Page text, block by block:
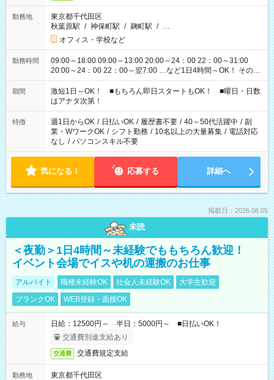
勤務地
東京都千代田区
秋葉原駅 / 神保町駅 / 麹町駅 / …
オフィス・学校など
勤務時間
09:00～18:00 09:00～13:00 20:00～24：00 22：00～31:00
20:00～24：00 22：00～翌7:00 …など1日4時間～OK！ その他
シフトもございます！ お気軽にご相談ください！
期間
激短1日～OK！ ■もちろん即日スタートもOK！ ■曜日・日数
はアナタ次第！
特徴 週1日からOK / 日払いOK / 履歴書不要 / 40～50代活躍中 / 副
業・WワークOK / シフト勤務 / 10名以上の大量募集 / 電話対応
なし / パソコンスキル不要
気になる！ 応募する 詳細へ
掲載日：2026.08.05
未読
＜夜勤＞1日4時間～未経験でももちろん歓迎！
イベント会場でイスや机の運搬のお仕事
アルバイト 職種未経験OK 社会人未経験OK
大学生歓迎
ブランクOK
WEB登録・面接OK
給与
日給：12500円～ 半日：5000円～ ■日払いOK！
交通費別途支給あり
交通費 交通費規定支給
勤務地
東京都千代田区